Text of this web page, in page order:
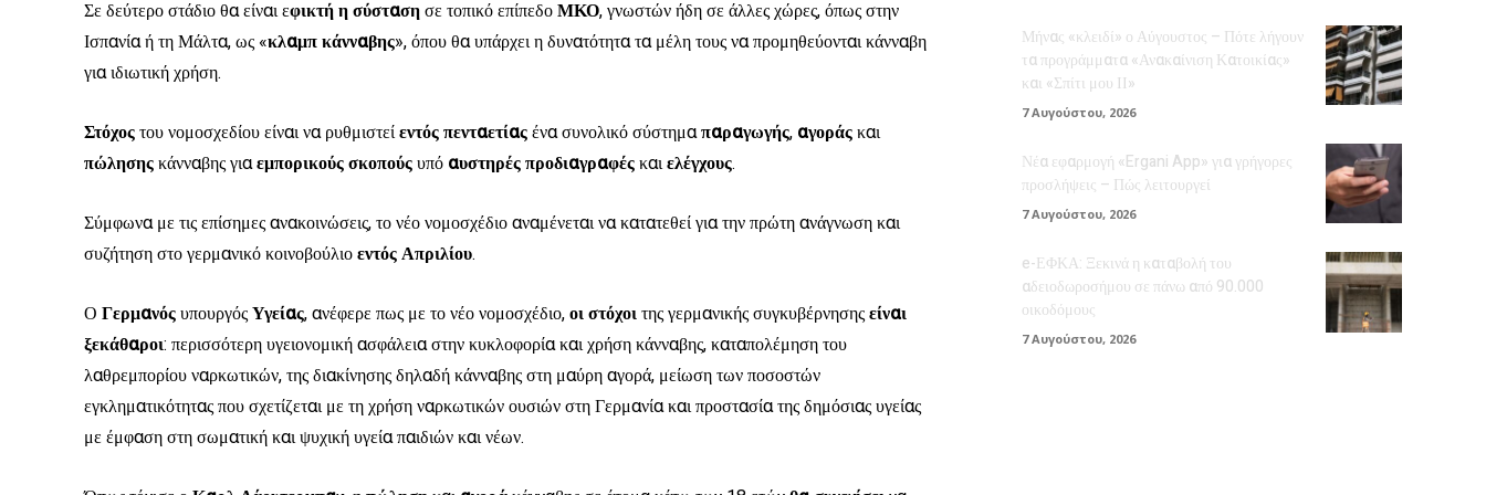
Σε δεύτερο στάδιο θα είναι εφικτή η σύστασησε τοπικό επίπεδοΜΚΟ, γνωστών ήδη σε άλλες χώρες, όπως στην
Ισπανία ή τη Μάλτα, ως «κλαμπκάνναβης», όπου θα υπάρχει η δυνατότητα τα μέλη τους να προμηθεύονται κάνναβη
για ιδιωτική χρήση.
Στόχοςτου νομοσχεδίου είναι να ρυθμιστείεντός πενταετίαςένα συνολικό σύστημαπαραγωγής, αγοράςκαι
πώλησηςκάνναβης γιαεμπορικούςσκοπούςυπό αυστηρέςπροδιαγραφέςκαιελέγχους.
Σύμφωνα με τις επίσημες ανακοινώσεις, το νέο νομοσχέδιο αναμένεται να κατατεθεί για την πρώτη ανάγνωση και
συζήτηση στο γερμανικό κοινοβούλιοεντός Απριλίου.
Ο ΓερμανόςυπουργόςΥγείας, ανέφερε πως με το νέο νομοσχέδιο,οι στόχοιτης γερμανικής συγκυβέρνησηςείναι
ξεκάθαροι: περισσότερη υγειονομική ασφάλεια στην κυκλοφορία και χρήση κάνναβης, καταπολέμηση του
λαθρεμπορίου ναρκωτικών, της διακίνησης δηλαδή κάνναβης στη μαύρη αγορά, μείωση των ποσοστών
εγκληματικότητας που σχετίζεται με τη χρήση ναρκωτικών ουσιών στη Γερμανία και προστασία της δημόσιας υγείας
με έμφαση στη σωματική και ψυχική υγεία παιδιών και νέων.
Μήνας «κλειδί» ο Αύγουστος – Πότε λήγουν
τα προγράμματα «Ανακαίνιση Κατοικίας»
και «Σπίτι μου ΙΙ»
7 Αυγούστου, 2026
Νέα εφαρμογή «Ergani App» για γρήγορες
προσλήψεις – Πώς λειτουργεί
7 Αυγούστου, 2026
e-ΕΦΚΑ: Ξεκινά η καταβολή του
αδειοδωροσήμου σε πάνω από 90.000
οικοδόμους
7 Αυγούστου, 2026